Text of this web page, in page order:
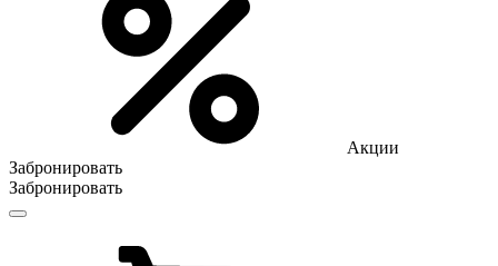
Акции
Забронировать
Забронировать